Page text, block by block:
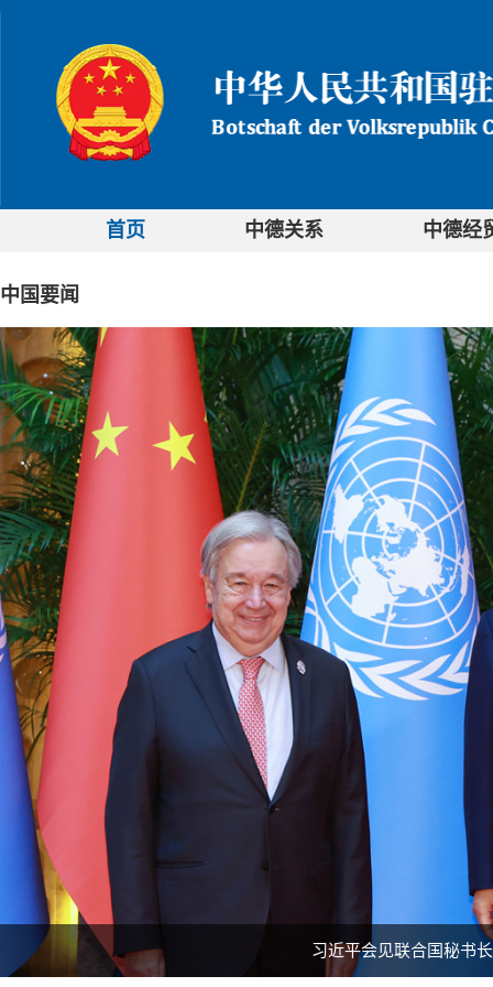
首页 中德关系 中德经
中国要闻
习近平会见联合国秘书